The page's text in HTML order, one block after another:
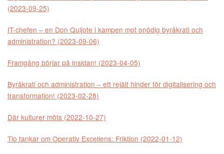
(2023-09-25)
IT-chefen – en Don Quijote i kampen mot onödig byråkrati och
administration? (2023-09-06)
Framgång börjar på insidan! (2023-04-05)
Byråkrati och administration – ett rejält hinder för digitalisering och
transformation! (2023-02-28)
Där kulturer möts (2022-10-27)
Tio tankar om Operativ Excellens: Friktion (2022-01-12)